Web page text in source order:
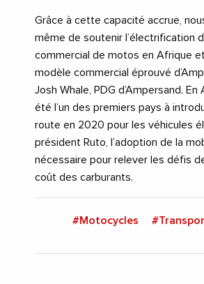
Grâce à cette capacité accrue,
même de soutenir l’électrification
commercial de motos en Afrique
modèle commercial éprouvé
Josh Whale, PDG d’Ampersand. En
été l’un des premiers pays à
route en 2020 pour les véhicules
président Ruto, l’adoption de la
nécessaire pour relever les défis
coût des carburants.
#Motocycles